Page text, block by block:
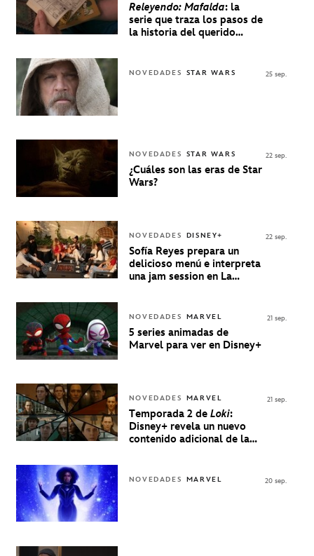
Releyendo: Mafalda: la
serie que traza los pasos de
la historia del querido
NOVEDADES STAR WARS 25 sep.
NOVEDADES STAR WARS
¿Cuáles son las eras de Star
Wars?
22 sep.
NOVEDADES DISNEY+
Sofía Reyes prepara un
delicioso menú e interpreta
una jam session en La
22 sep.
NOVEDADES MARVEL
5 series animadas de
Marvel para ver en Disney+
21 sep.
NOVEDADES MARVEL
Temporada 2 de Loki:
Disney+ revela un nuevo
contenido adicional de la
21 sep.
NOVEDADES MARVEL 20 sep.